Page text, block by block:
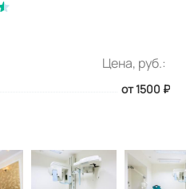
Цена, руб.:
от 1500 ₽